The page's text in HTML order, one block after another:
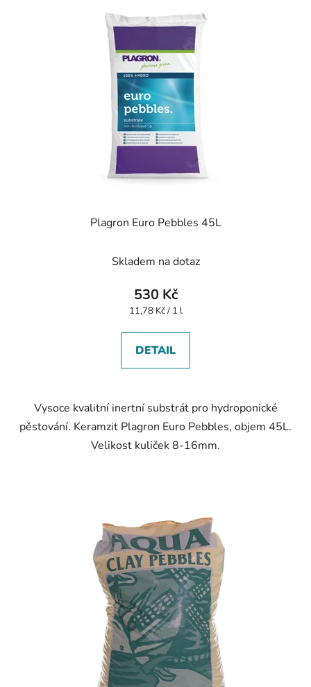
Plagron Euro Pebbles 45L
Skladem na dotaz
530 Kč
Měrná
11,78 Kč / 1 l
DETAIL
Vysoce kvalitní inertní substrát pro hydroponické
pěstování. Keramzit Plagron Euro Pebbles, objem 45L.
Velikost kuliček 8-16mm.